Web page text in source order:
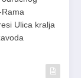
Ulica kralja